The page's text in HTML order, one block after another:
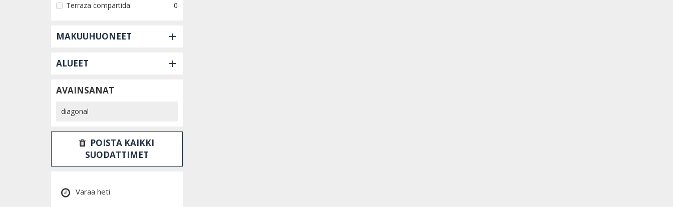
Terraza compartida
0
MAKUUHUONEET +
ALUEET +
AVAINSANAT
POISTA KAIKKI
SUODATTIMET
Varaa heti